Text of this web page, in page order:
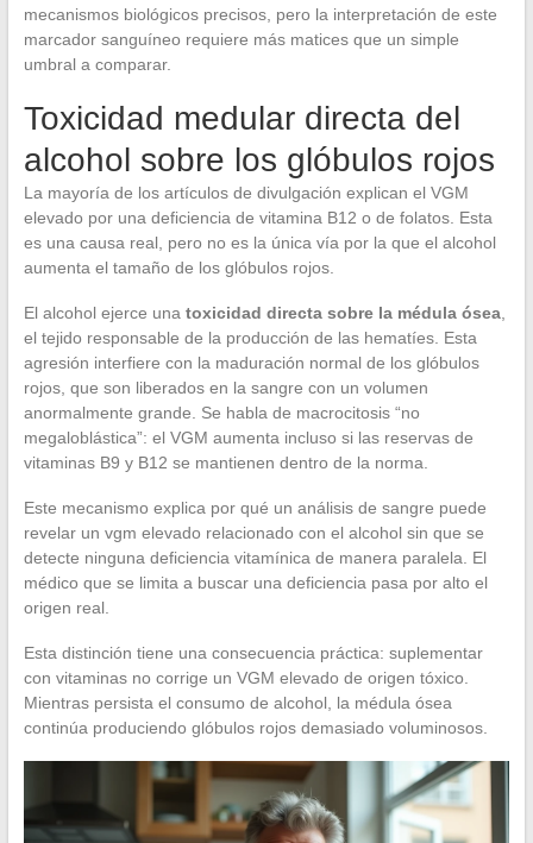
mecanismos biológicos precisos, pero la interpretación de este
marcador sanguíneo requiere más matices que un simple
umbral a comparar.
Toxicidad medular directa del
alcohol sobre los glóbulos rojos
La mayoría de los artículos de divulgación explican el VGM
elevado por una deficiencia de vitamina B12 o de folatos. Esta
es una causa real, pero no es la única vía por la que el alcohol
aumenta el tamaño de los glóbulos rojos.
El alcohol ejerce una toxicidad directa sobre la médula ósea,
el tejido responsable de la producción de las hematíes. Esta
agresión interfiere con la maduración normal de los glóbulos
rojos, que son liberados en la sangre con un volumen
anormalmente grande. Se habla de macrocitosis “no
megaloblástica”: el VGM aumenta incluso si las reservas de
vitaminas B9 y B12 se mantienen dentro de la norma.
Este mecanismo explica por qué un análisis de sangre puede
revelar un vgm elevado relacionado con el alcohol sin que se
detecte ninguna deficiencia vitamínica de manera paralela. El
médico que se limita a buscar una deficiencia pasa por alto el
origen real.
Esta distinción tiene una consecuencia práctica: suplementar
con vitaminas no corrige un VGM elevado de origen tóxico.
Mientras persista el consumo de alcohol, la médula ósea
continúa produciendo glóbulos rojos demasiado voluminosos.